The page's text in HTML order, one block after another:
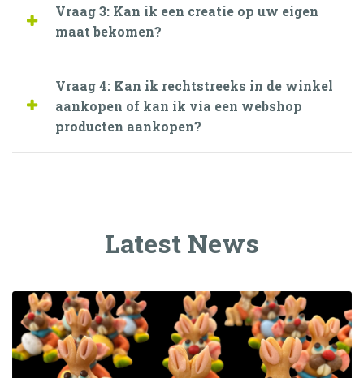
Vraag 3: Kan ik een creatie op uw eigen
maat bekomen?
Vraag 4: Kan ik rechtstreeks in de winkel
aankopen of kan ik via een webshop
producten aankopen?
Latest News